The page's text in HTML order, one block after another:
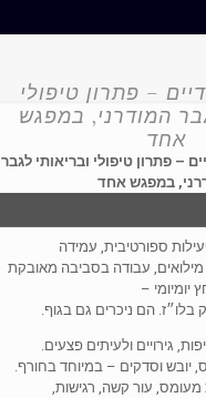
ב 6 ידיים – פתרון טיפולי
המודרני, במפגש
אחד
ב 6 ידיים – פתרון טיפולי ובריאותי לגבר
במפגש אחד
ספורטיבית, עמידה
עבודה בסביבה מאובקת
יומיומי –
הם ניכרים גם בגוף.
גירויים ולעיתים פצעים.
יובש וסדקים – במיוחד בחורף.
מעומס, עור קשה, רגישות,